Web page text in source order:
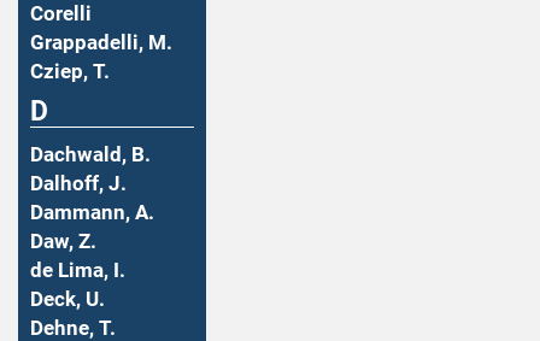
Corelli
Grappadelli, M.
Cziep, T.
D
Dachwald, B.
Dalhoff, J.
Dammann, A.
Daw, Z.
de Lima, I.
Deck, U.
Dehne, T.